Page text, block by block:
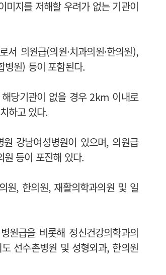
미지를 저해할 우려가 없는 기관이
의원급(의원·치과의원·한의원),
병원) 등이 포함된다.
당기관이 없을 경우 2km 이내로
하고 있다.
강남여성병원이 있으며, 의원급
등이 포진해 있다.
원, 한의원, 재활의학과의원 및 일
원급을 비롯해 정신건강의학과의
선수촌병원 및 성형외과, 한의원